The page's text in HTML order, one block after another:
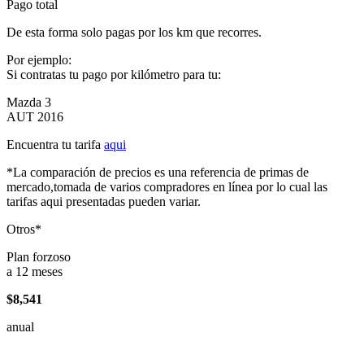
Pago total
De esta forma solo pagas por los km que recorres.
Por ejemplo:
Si contratas tu pago por kilómetro para tu:
Mazda 3
AUT 2016
Encuentra tu tarifa aqui
*La comparación de precios es una referencia de primas de
mercado,tomada de varios compradores en línea por lo cual las
tarifas aqui presentadas pueden variar.
Otros*
Plan forzoso
a 12 meses
$8,541
anual